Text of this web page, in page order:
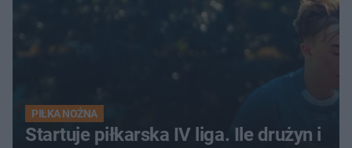
PIŁKA NOŻNA
Startuje piłkarska IV liga. Ile drużyn i